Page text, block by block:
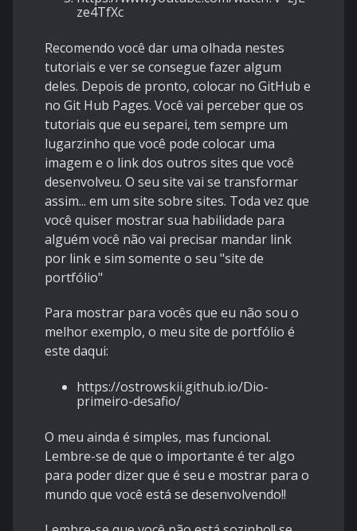
ze4TfXc
Recomendo você dar uma olhada nestes
tutoriais e ver se consegue fazer algum
deles. Depois de pronto, colocar no GitHub e
no Git Hub Pages. Você vai perceber que os
tutoriais que eu separei, tem sempre um
lugarzinho que você pode colocar uma
imagem e o link dos outros sites que você
desenvolveu. O seu site vai se transformar
assim... em um site sobre sites. Toda vez que
você quiser mostrar sua habilidade para
alguém você não vai precisar mandar link
por link e sim somente o seu "site de
portfólio"
Para mostrar para vocês que eu não sou o
melhor exemplo, o meu site de portfólio é
este daqui:
https://ostrowskii.github.io/Dio-
primeiro-desafio/
O meu ainda é simples, mas funcional.
Lembre-se de que o importante é ter algo
para poder dizer que é seu e mostrar para o
mundo que você está se desenvolvendo!!